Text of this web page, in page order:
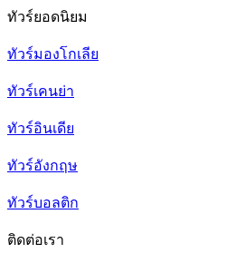
ทัวร์ยอดนิยม
ทัวร์มองโกเลีย
ทัวร์เคนย่า
ทัวร์อินเดีย
ทัวร์อังกฤษ
ทัวร์บอลติก
ติดต่อเรา